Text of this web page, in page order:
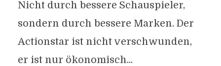
Nicht durch bessere Schauspieler,
sondern durch bessere Marken. Der
Actionstar ist nicht verschwunden,
er ist nur ökonomisch...